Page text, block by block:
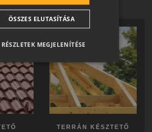
TERRÁN KÉSZTETŐ
CROATIAN
SR
RO-HU
ITALIAN
ÖSSZES ELUTASÍTÁSA
RÉSZLETEK MEGJELENÍTÉSE